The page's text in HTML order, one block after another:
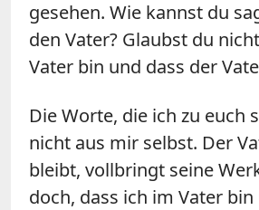
gesehen. Wie kannst du
den Vater? Glaubst du
Vater bin und dass der
Die Worte, die ich zu euch
nicht aus mir selbst. Der
bleibt, vollbringt seine
doch, dass ich im Vater